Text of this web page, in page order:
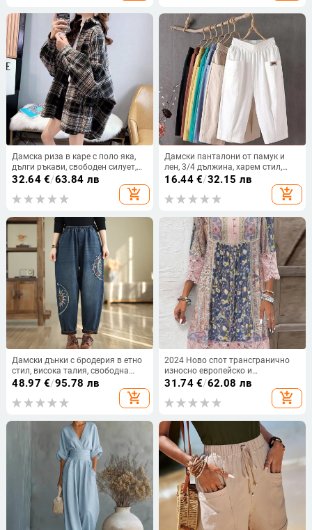
Дамска риза в каре с поло яка,
дълги ръкави, свободен силует,
памучно-смесена тъкан
32.64€/63.84 лв
add_shopping_cart
Дамски панталони от памук и
лен, 3/4 дължина, харем стил,
средна талия, свободна кройка,
16.44€/32.15 лв
add_shopping_cart
Дамски дънки с бродерия в етно
стил, висока талия, свободна
кройка, харем панталони, плюс
48.97 €/95.78 лв
add_shopping_cart
2024 Ново спот трансгранично
износно европейско и
американско облекло Пролет и
лято Най-продавана ретро
щампована дантелена рокля
31.74€/62.08 лв
add_shopping_cart